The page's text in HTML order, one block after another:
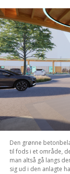
Den grønne
til fods i et område,
man altså gå langs
sig ud i den anlagte